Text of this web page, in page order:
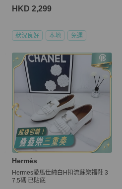
HKD 2,299
狀況良好 本地 免運
Hermès
Hermes愛馬仕純白H扣流蘇樂福鞋 3
7.5碼 已貼底